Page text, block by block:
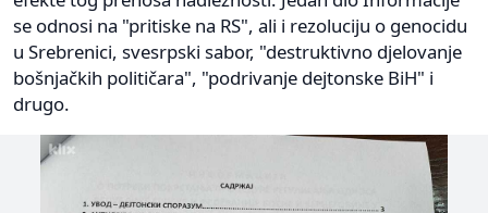
se odnosi na "pritiske na RS", ali i rezoluciju o genocidu
u Srebrenici, svesrpski sabor, "destruktivno djelovanje
bošnjačkih političara", "podrivanje dejtonske BiH" i
drugo.